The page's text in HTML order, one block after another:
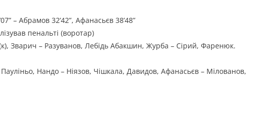
– Абрамов 32’42”, Афанасьєв 38’48”
пенальті (воротар)
Зварич – Разуванов, Лебідь Абакшин, Журба – Сірий, Фаренюк.
Нандо – Ніязов, Чішкала, Давидов, Афанасьєв – Мілованов,